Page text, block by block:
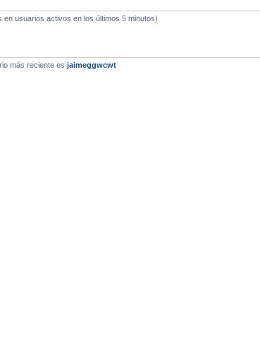
usuarios activos en los últimos 5 minutos)
más reciente es jaimeggwcwt